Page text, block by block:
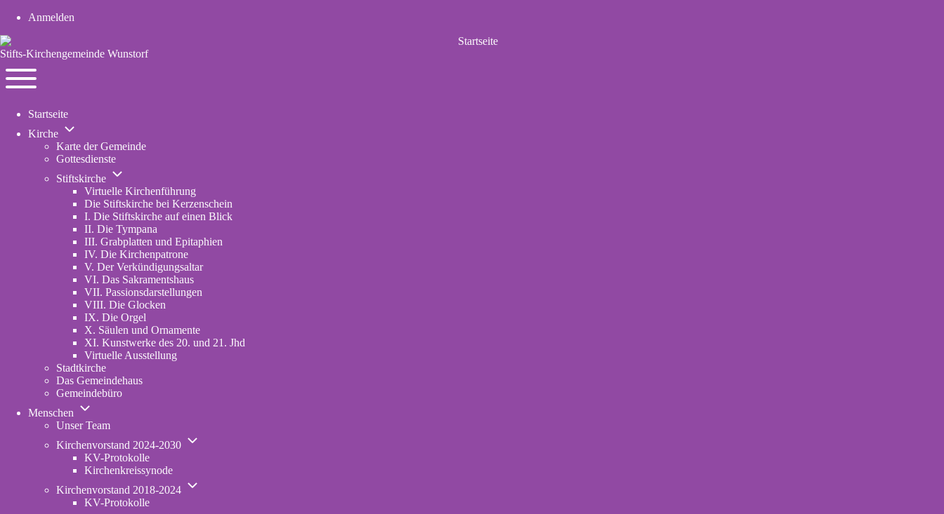
User
account
menu
Anmelden
Stifts-Kirchengemeinde Wunstorf
Navigation
main
Startseite
Kirche
Unternavigation
Kirche
Karte der Gemeinde
Gottesdienste
Stiftskirche
Unternavigation
Stiftskirche
Virtuelle Kirchenführung
Die Stiftskirche bei Kerzenschein
I. Die Stiftskirche auf einen Blick
II. Die Tympana
III. Grabplatten und Epitaphien
IV. Die Kirchenpatrone
V. Der Verkündigungsaltar
VI. Das Sakramentshaus
VII. Passionsdarstellungen
VIII. Die Glocken
IX. Die Orgel
X. Säulen und Ornamente
XI. Kunstwerke des 20. und 21. Jhd
Virtuelle Ausstellung
Stadtkirche
Das Gemeindehaus
Gemeindebüro
Menschen
Unternavigation
Menschen
Unser Team
Kirchenvorstand 2024-2030
Unternavigation
2030
KV-Protokolle
Kirchenkreissynode
Kirchenvorstand 2018-2024
Unternavigation
KV-Protokolle